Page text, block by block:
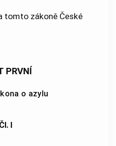
tomto zákoně České
PRVNÍ
o azylu
Čl. I